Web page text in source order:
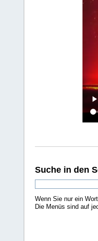
Suche in den
Wenn Sie nur ein
Die Menüs sind auf